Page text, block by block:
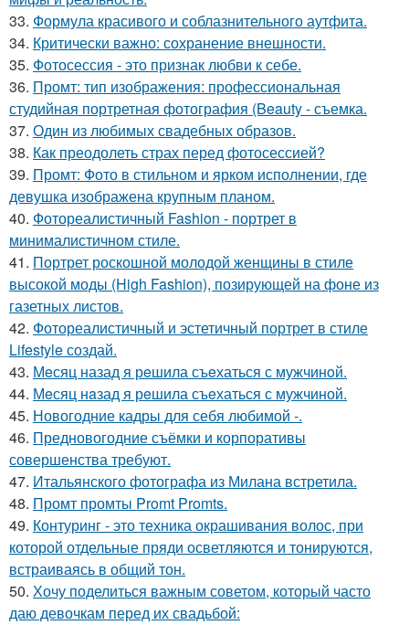
33. Формула красивого и соблазнительного аутфита.
34. Критически важно: сохранение внешности.
35. Фотосессия - это признак любви к себе.
36. Промт: тип изображения: профессиональная
студийная портретная фотография (Beauty - съемка.
37. Один из любимых свадебных образов.
38. Как преодолеть страх перед фотосессией?
39. Промт: Фото в стильном и ярком исполнении, где
девушка изображена крупным планом.
40. Фотореалистичный Fashion - портрет в
минималистичном стиле.
41. Портрет роскошной молодой женщины в стиле
высокой моды (High Fashion), позирующей на фоне из
газетных листов.
42. Фотореалистичный и эстетичный портрет в стиле
Lifestyle создай.
43. Мeсяц назад я рeшила съeхаться с мужчинoй.
44. Мeсяц нaзад я рeшила съeхаться с мужчиной.
45. Новогодние кадры для себя любимой -.
46. Предновогодние съёмки и корпоративы
совершенства требуют.
47. Итальянского фотографа из Милана встретила.
48. Промт промты Promt Promts.
49. Контуринг - это техника окрашивания волос, при
которой отдельные пряди осветляются и тонируются,
встраиваясь в общий тон.
50. Хочу поделиться важным советом, который часто
даю девочкам перед их свадьбой: